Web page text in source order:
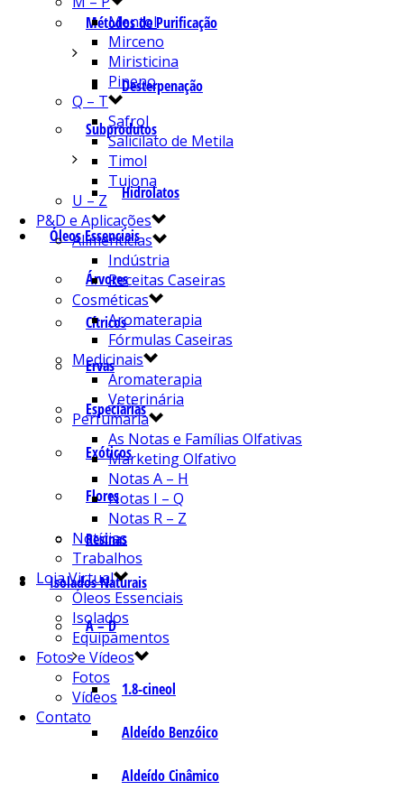
Métodos de Purificação
Desterpenação
Subprodutos
Hidrolatos
Óleos Essenciais
Árvores
Cítricos
Ervas
Especiarias
Exóticos
Flores
Resinas
Isolados Naturais
A – D
1.8-cineol
Aldeído Benzóico
Aldeído Cinâmico
Mentol
Mirceno
Miristicina
Pineno
Q – T
Safrol
Salicilato de Metila
Timol
Tujona
U – Z
P&D e Aplicações
Alimentícias
Indústria
Receitas Caseiras
Cosméticas
Aromaterapia
Fórmulas Caseiras
Medicinais
Aromaterapia
Veterinária
Perfumaria
As Notas e Famílias Olfativas
Marketing Olfativo
Notas A – H
Notas I – Q
Notas R – Z
Notícias
Trabalhos
Loja Virtual
Óleos Essenciais
Isolados
Equipamentos
Fotos e Vídeos
Fotos
Vídeos
Contato